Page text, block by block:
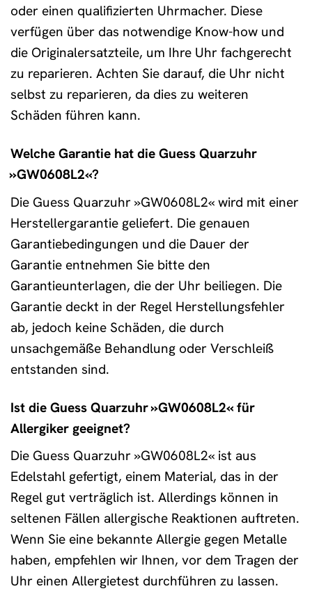
oder einen qualifizierten Uhrmacher. Diese
verfügen über das notwendige Know-how und
die Originalersatzteile, um Ihre Uhr fachgerecht
zu reparieren. Achten Sie darauf, die Uhr nicht
selbst zu reparieren, da dies zu weiteren
Schäden führen kann.
Welche Garantie hat die Guess Quarzuhr
»GW0608L2«?
Die Guess Quarzuhr »GW0608L2« wird mit einer
Herstellergarantie geliefert. Die genauen
Garantiebedingungen und die Dauer der
Garantie entnehmen Sie bitte den
Garantieunterlagen, die der Uhr beiliegen. Die
Garantie deckt in der Regel Herstellungsfehler
ab, jedoch keine Schäden, die durch
unsachgemäße Behandlung oder Verschleiß
entstanden sind.
Ist die Guess Quarzuhr »GW0608L2« für
Allergiker geeignet?
Die Guess Quarzuhr »GW0608L2« ist aus
Edelstahl gefertigt, einem Material, das in der
Regel gut verträglich ist. Allerdings können in
seltenen Fällen allergische Reaktionen auftreten.
Wenn Sie eine bekannte Allergie gegen Metalle
haben, empfehlen wir Ihnen, vor dem Tragen der
Uhr einen Allergietest durchführen zu lassen.